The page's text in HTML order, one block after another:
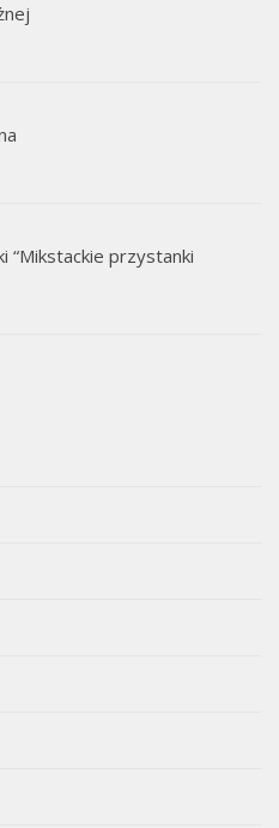
“Mikstackie przystanki